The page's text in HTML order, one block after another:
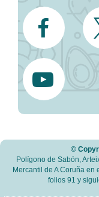
©
Polígono de Sabón,
Mercantil de A Coruña en
folios 91 y